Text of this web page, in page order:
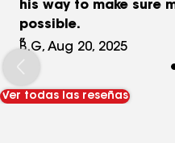
his way to make sure
possible.
B.G, Aug 20, 2025
Ver todas las reseñas